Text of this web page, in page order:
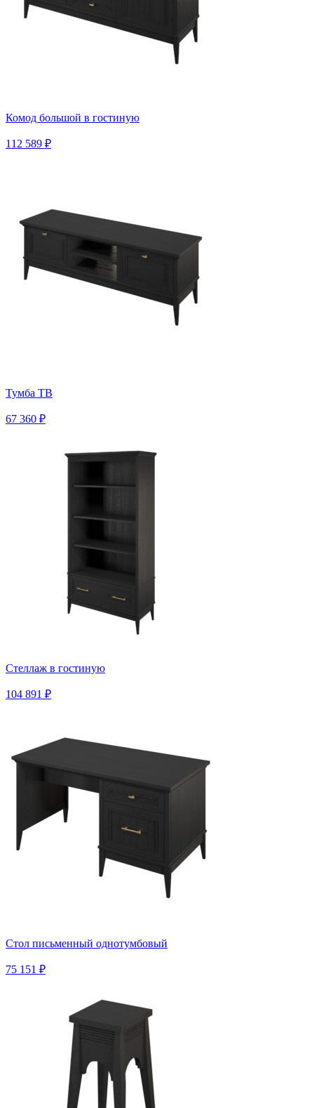
Комод большой в гостиную
112 589 ₽
Тумба ТВ
67 360 ₽
Стеллаж в гостиную
104 891 ₽
Стол письменный однотумбовый
75 151 ₽